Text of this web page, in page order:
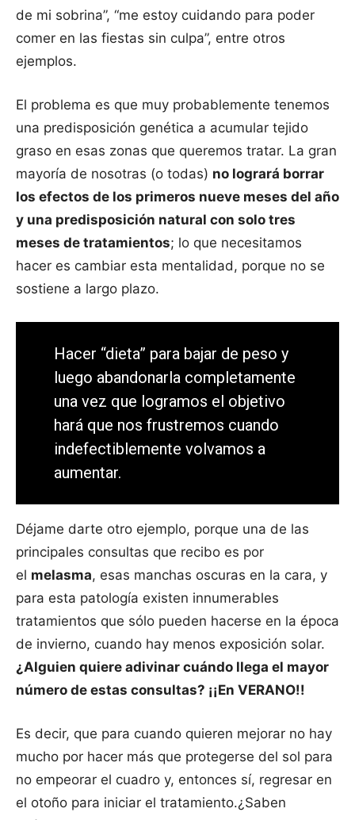
de mi sobrina”, “me estoy cuidando para poder
comer en las fiestas sin culpa”, entre otros
ejemplos.
El problema es que muy probablemente tenemos
una predisposición genética a acumular tejido
graso en esas zonas que queremos tratar. La gran
mayoría de nosotras (o todas) no logrará borrar
los efectos de los primeros nueve meses del año
y una predisposición natural con solo tres
meses de tratamientos; lo que necesitamos
hacer es cambiar esta mentalidad, porque no se
sostiene a largo plazo.
Hacer “dieta” para bajar de peso y
luego abandonarla completamente
una vez que logramos el objetivo
hará que nos frustremos cuando
indefectiblemente volvamos a
aumentar.
Déjame darte otro ejemplo, porque una de las
principales consultas que recibo es por
el melasma, esas manchas oscuras en la cara, y
para esta patología existen innumerables
tratamientos que sólo pueden hacerse en la época
de invierno, cuando hay menos exposición solar.
¿Alguien quiere adivinar cuándo llega el mayor
número de estas consultas? ¡¡En VERANO!!
Es decir, que para cuando quieren mejorar no hay
mucho por hacer más que protegerse del sol para
no empeorar el cuadro y, entonces sí, regresar en
el otoño para iniciar el tratamiento.¿Saben